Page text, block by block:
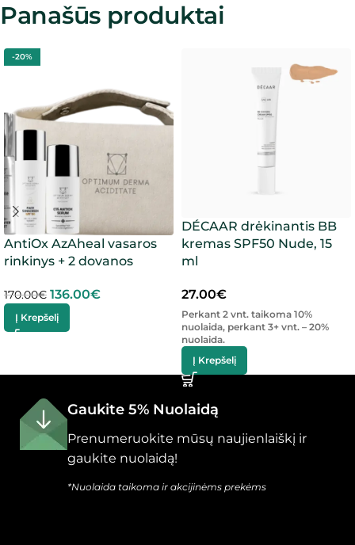
Panašūs produktai
-20%
AntiOx AzAheal vasaros
rinkinys + 2 dovanos
170.00€ 136.00€
Į Krepšelį
DÉCAAR drėkinantis BB
kremas SPF50 Nude, 15
ml
27.00€
Perkant 2 vnt. taikoma 10%
nuolaida, perkant 3+ vnt. – 20%
nuolaida.
Į Krepšelį
Gaukite 5% Nuolaidą
Prenumeruokite mūsų naujienlaiškį ir
gaukite nuolaidą!
*Nuolaida taikoma ir akcijinėms prekėms